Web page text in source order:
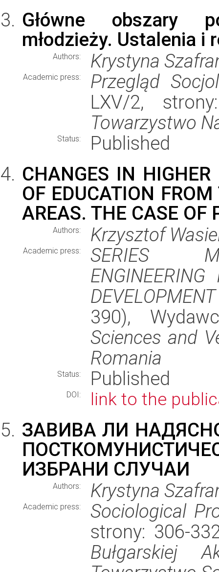
Główne obszary
młodzieży. Ustalenia i
Authors: Krystyna
Academic press:
Przegląd
LXV/2,
Towarzystwo
Status:
Published
CHANGES IN
OF EDUCATION
AREAS. THE CASE OF
Authors: Krzysztof
Academic press:
SERIES
DEVELOPMENT
390),
Sciences and
Romania
Status: Published
DOI: link to the
ЗАВИВА ЛИ
ИЗБРАНИ СЛУЧАИ
Authors: Krystyna
Academic press:
Sociological
strony: 306-
Bułgarskiej